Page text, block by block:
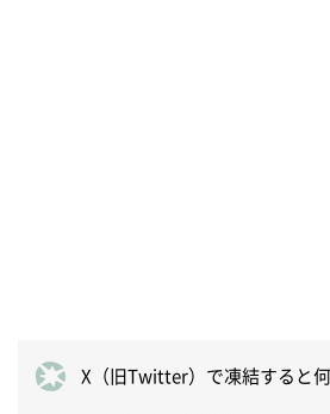
X（旧Twitter）で凍結すると